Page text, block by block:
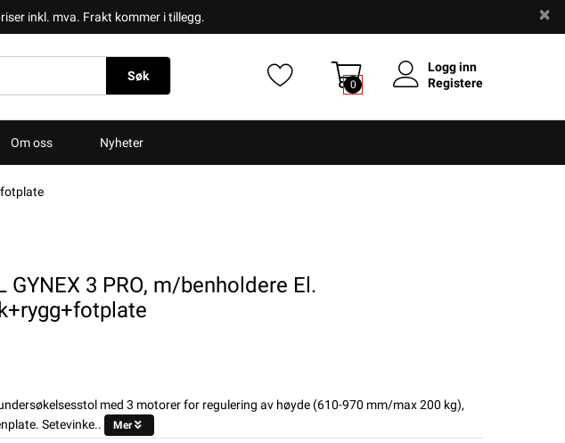
inkl. mva. Frakt kommer i tillegg.
Søk
0
Logg inn
Registere
Om oss Nyheter
GYNEX 3 PRO, m/benholdere El.
med 3 motorer for regulering av høyde (610-970 mm/max 200 kg),
Setevinke..
Mer